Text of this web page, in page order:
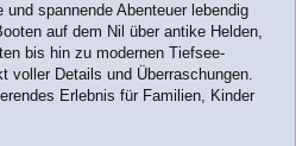
spannende Abenteuer lebendig
auf dem Nil über antike Helden,
bis hin zu modernen Tiefsee-
voller Details und Überraschungen.
Erlebnis für Familien, Kinder